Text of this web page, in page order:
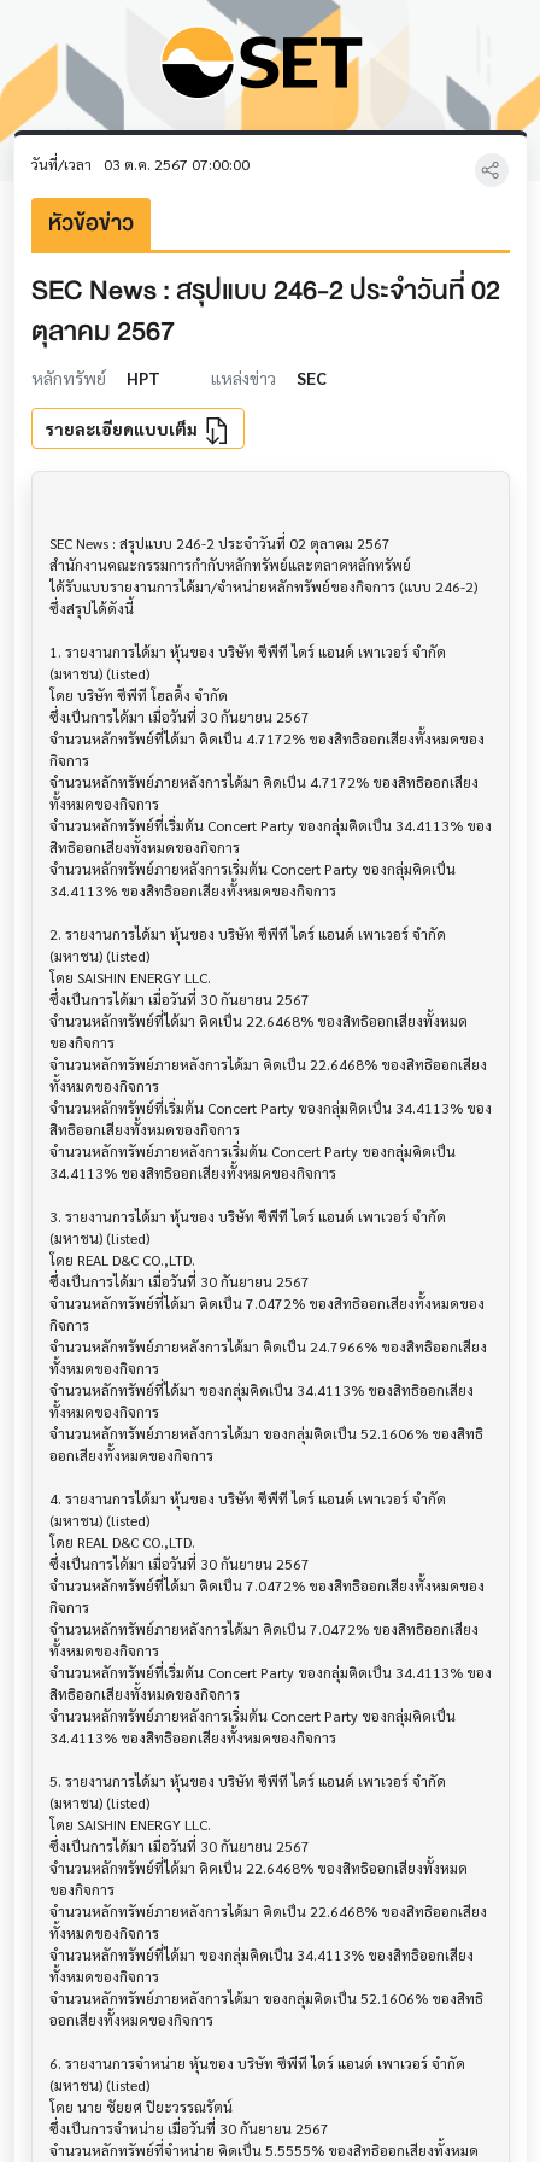
วันที่/เวลา 03 ต.ค. 2567 07:00:00
หัวข้อข่าว
SEC News : สรุปแบบ 246-2 ประจำวันที่ 02
ตุลาคม 2567
หลักทรัพย์ HPT แหล่งข่าว SEC
รายละเอียดแบบเต็ม
SEC News : สรุปแบบ 246-2 ประจำวันที่ 02 ตุลาคม 2567
สำนักงานคณะกรรมการกำกับหลักทรัพย์และตลาดหลักทรัพย์
ได้รับแบบรายงานการได้มา/จำหน่ายหลักทรัพย์ของกิจการ (แบบ 246-2)
ซึ่งสรุปได้ดังนี้
1. รายงานการได้มา หุ้นของ บริษัท ซีพีที ไดร์ แอนด์ เพาเวอร์ จำกัด
(มหาชน) (listed)
โดย บริษัท ซีพีที โฮลดิ้ง จำกัด
ซึ่งเป็นการได้มา เมื่อวันที่ 30 กันยายน 2567
จำนวนหลักทรัพย์ที่ได้มา คิดเป็น 4.7172% ของสิทธิออกเสียงทั้งหมดของ
กิจการ
จำนวนหลักทรัพย์ภายหลังการได้มา คิดเป็น 4.7172% ของสิทธิออกเสียง
ทั้งหมดของกิจการ
จำนวนหลักทรัพย์ที่เริ่มต้น Concert Party ของกลุ่มคิดเป็น 34.4113% ของ
สิทธิออกเสียงทั้งหมดของกิจการ
จำนวนหลักทรัพย์ภายหลังการเริ่มต้น Concert Party ของกลุ่มคิดเป็น
34.4113% ของสิทธิออกเสียงทั้งหมดของกิจการ
2. รายงานการได้มา หุ้นของ บริษัท ซีพีที ไดร์ แอนด์ เพาเวอร์ จำกัด
(มหาชน) (listed)
โดย SAISHIN ENERGY LLC.
ซึ่งเป็นการได้มา เมื่อวันที่ 30 กันยายน 2567
จำนวนหลักทรัพย์ที่ได้มา คิดเป็น 22.6468% ของสิทธิออกเสียงทั้งหมด
ของกิจการ
จำนวนหลักทรัพย์ภายหลังการได้มา คิดเป็น 22.6468% ของสิทธิออกเสียง
ทั้งหมดของกิจการ
จำนวนหลักทรัพย์ที่เริ่มต้น Concert Party ของกลุ่มคิดเป็น 34.4113% ของ
สิทธิออกเสียงทั้งหมดของกิจการ
จำนวนหลักทรัพย์ภายหลังการเริ่มต้น Concert Party ของกลุ่มคิดเป็น
34.4113% ของสิทธิออกเสียงทั้งหมดของกิจการ
3. รายงานการได้มา หุ้นของ บริษัท ซีพีที ไดร์ แอนด์ เพาเวอร์ จำกัด
(มหาชน) (listed)
โดย REAL D&C CO.,LTD.
ซึ่งเป็นการได้มา เมื่อวันที่ 30 กันยายน 2567
จำนวนหลักทรัพย์ที่ได้มา คิดเป็น 7.0472% ของสิทธิออกเสียงทั้งหมดของ
กิจการ
จำนวนหลักทรัพย์ภายหลังการได้มา คิดเป็น 24.7966% ของสิทธิออกเสียง
ทั้งหมดของกิจการ
จำนวนหลักทรัพย์ที่ได้มา ของกลุ่มคิดเป็น 34.4113% ของสิทธิออกเสียง
ทั้งหมดของกิจการ
จำนวนหลักทรัพย์ภายหลังการได้มา ของกลุ่มคิดเป็น 52.1606% ของสิทธิ
ออกเสียงทั้งหมดของกิจการ
4. รายงานการได้มา หุ้นของ บริษัท ซีพีที ไดร์ แอนด์ เพาเวอร์ จำกัด
(มหาชน) (listed)
โดย REAL D&C CO.,LTD.
ซึ่งเป็นการได้มา เมื่อวันที่ 30 กันยายน 2567
จำนวนหลักทรัพย์ที่ได้มา คิดเป็น 7.0472% ของสิทธิออกเสียงทั้งหมดของ
กิจการ
จำนวนหลักทรัพย์ภายหลังการได้มา คิดเป็น 7.0472% ของสิทธิออกเสียง
ทั้งหมดของกิจการ
จำนวนหลักทรัพย์ที่เริ่มต้น Concert Party ของกลุ่มคิดเป็น 34.4113% ของ
สิทธิออกเสียงทั้งหมดของกิจการ
จำนวนหลักทรัพย์ภายหลังการเริ่มต้น Concert Party ของกลุ่มคิดเป็น
34.4113% ของสิทธิออกเสียงทั้งหมดของกิจการ
5. รายงานการได้มา หุ้นของ บริษัท ซีพีที ไดร์ แอนด์ เพาเวอร์ จำกัด
(มหาชน) (listed)
โดย SAISHIN ENERGY LLC.
ซึ่งเป็นการได้มา เมื่อวันที่ 30 กันยายน 2567
จำนวนหลักทรัพย์ที่ได้มา คิดเป็น 22.6468% ของสิทธิออกเสียงทั้งหมด
ของกิจการ
จำนวนหลักทรัพย์ภายหลังการได้มา คิดเป็น 22.6468% ของสิทธิออกเสียง
ทั้งหมดของกิจการ
จำนวนหลักทรัพย์ที่ได้มา ของกลุ่มคิดเป็น 34.4113% ของสิทธิออกเสียง
ทั้งหมดของกิจการ
จำนวนหลักทรัพย์ภายหลังการได้มา ของกลุ่มคิดเป็น 52.1606% ของสิทธิ
ออกเสียงทั้งหมดของกิจการ
6. รายงานการจำหน่าย หุ้นของ บริษัท ซีพีที ไดร์ แอนด์ เพาเวอร์ จำกัด
(มหาชน) (listed)
โดย นาย ชัยยศ ปิยะวรรณรัตน์
ซึ่งเป็นการจำหน่าย เมื่อวันที่ 30 กันยายน 2567
จำนวนหลักทรัพย์ที่จำหน่าย คิดเป็น 5.5555% ของสิทธิออกเสียงทั้งหมด